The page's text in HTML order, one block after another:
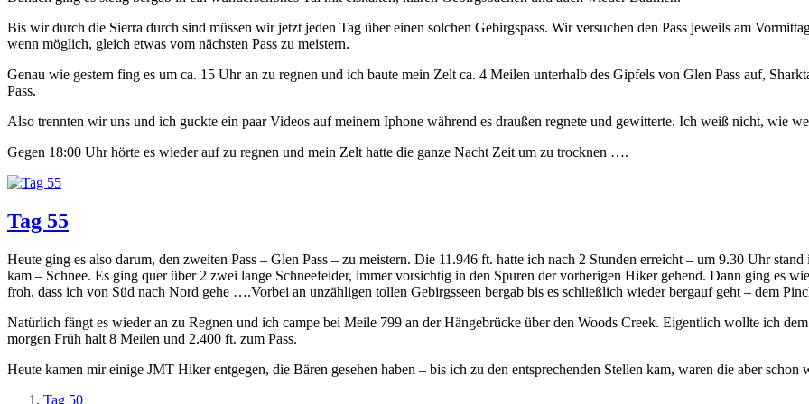
Bis wir durch die Sierra durch sind müssen wir jetzt jeden Tag über einen solchen Gebirgspass. Wir versuchen den Pass jeweils am
wenn möglich, gleich etwas vom nächsten Pass zu meistern.
Genau wie gestern fing es um ca. 15 Uhr an zu regnen und ich baute mein Zelt ca. 4 Meilen unterhalb des Gipfels von Glen Pass auf,
Pass.
Also trennten wir uns und ich guckte ein paar Videos auf meinem Iphone während es draußen regnete und gewitterte. Ich weiß nicht, wie
Gegen 18:00 Uhr hörte es wieder auf zu regnen und mein Zelt hatte die ganze Nacht Zeit um zu trocknen ….
Tag 55
Heute ging es also darum, den zweiten Pass – Glen Pass – zu meistern. Die 11.946 ft. hatte ich nach 2 Stunden erreicht – um 9.30 Uhr
kam – Schnee. Es ging quer über 2 zwei lange Schneefelder, immer vorsichtig in den Spuren der vorherigen Hiker gehend. Dann ging es
froh, dass ich von Süd nach Nord gehe ….Vorbei an unzähligen tollen Gebirgsseen bergab bis es schließlich wieder bergauf geht – dem
Natürlich fängt es wieder an zu Regnen und ich campe bei Meile 799 an der Hängebrücke über den Woods Creek. Eigentlich wollte ich
morgen Früh halt 8 Meilen und 2.400 ft. zum Pass.
Heute kamen mir einige JMT Hiker entgegen, die Bären gesehen haben – bis ich zu den entsprechenden Stellen kam, waren die aber
Tag 50